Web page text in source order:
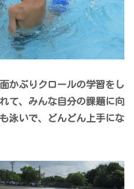
かぶりクロールの学習をし
て、みんな自分の課題に向
泳いで、どんどん上手にな